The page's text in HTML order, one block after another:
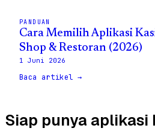
PANDUAN
Cara Memilih Aplikasi
Shop & Restoran (2026)
1 Juni 2026
Baca artikel →
Siap punya aplikasi